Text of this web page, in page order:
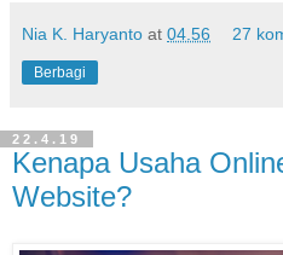
Nia K. Haryanto at 04.56 27
Berbagi
22.4.19
Kenapa Usaha
Website?